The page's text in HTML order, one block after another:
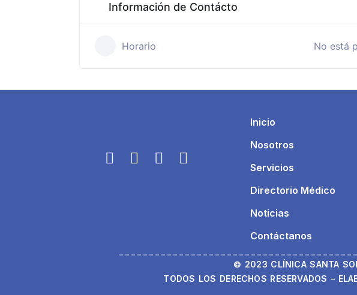
Información de Contácto
Horario No está
Inicio
Nosotros
Servicios
Directorio Médico
Noticias
Contáctanos
© 2023 CLÍNICA SANTA
TODOS LOS DERECHOS RESERVADOS –